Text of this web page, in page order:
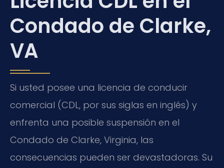
Condado de Clarke,
VA
Si usted posee una licencia de conducir
comercial (CDL, por sus siglas en inglés) y
enfrenta una posible suspensión en el
Condado de Clarke, Virginia, las
consecuencias pueden ser devastadoras. Su